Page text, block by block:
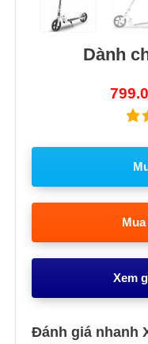
Dành
Xem
Đánh giá nhanh